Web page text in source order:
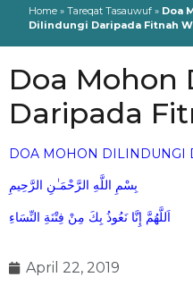
Home » Tareqat Tasauwuf » Doa
Dilindungi Daripada Fitnah
Doa Mohon
Daripada
DOA MOHON DILINDUNGI
بِسْمِ اللَّهِ الرَّحْمَـٰنِ الرَّحِيمِ
اَللَّهُمَّ إِنَّا نَعُوذُ بِكَ مِنْ فِتْنَةِ النِّسَاءِ
April 22, 2019